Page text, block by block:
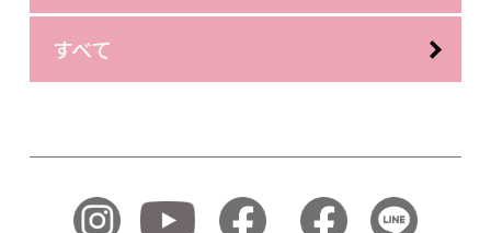
すべて